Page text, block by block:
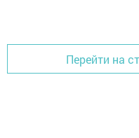
Перейти на